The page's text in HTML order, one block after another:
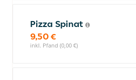
Pizza Spinat
9,50 €
inkl. Pfand (0,00 €)